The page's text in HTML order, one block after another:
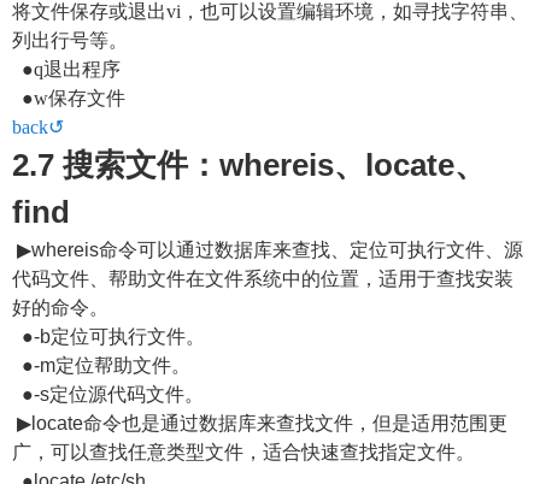
将文件保存或退出vi，也可以设置编辑环境，如寻找字符串、
列出行号等。
●q退出程序
●w保存文件
back↺
2.7 搜索文件：whereis、locate、
find
▶whereis命令可以通过数据库来查找、定位可执行文件、源
代码文件、帮助文件在文件系统中的位置，适用于查找安装
好的命令。
●-b定位可执行文件。
●-m定位帮助文件。
●-s定位源代码文件。
▶locate命令也是通过数据库来查找文件，但是适用范围更
广，可以查找任意类型文件，适合快速查找指定文件。